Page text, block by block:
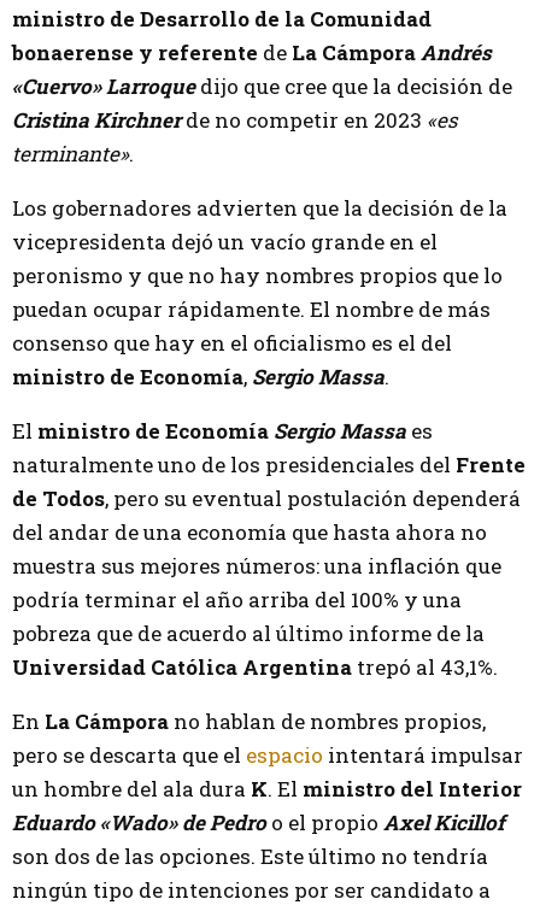
ministro de Desarrollo de la Comunidad
bonaerense y referente de La CámporaAndrés
«Cuervo» Larroque dijo que cree que la decisión de
Cristina Kirchnerde no competir en 2023 «es
terminante».
Los gobernadores advierten que la decisión de la
vicepresidenta dejó un vacío grande en el
peronismo y que no hay nombres propios que lo
puedan ocupar rápidamente. El nombre de más
consenso que hay en el oficialismo es el del
ministro de Economía, Sergio Massa.
El ministro de Economía Sergio Massa es
naturalmente uno de los presidenciales del Frente
de Todos, pero su eventual postulación dependerá
del andar de una economía que hasta ahora no
muestra sus mejores números: una inflación que
podría terminar el año arriba del 100% y una
pobreza que de acuerdo al último informe de la
Universidad Católica Argentina trepó al 43,1%.
En La Cámpora no hablan de nombres propios,
pero se descarta que el espacio intentará impulsar
un hombre del ala dura K. El ministro del Interior
Eduardo «Wado» de Pedroo el propio Axel Kicillof
son dos de las opciones. Este último no tendría
ningún tipo de intenciones por ser candidato a